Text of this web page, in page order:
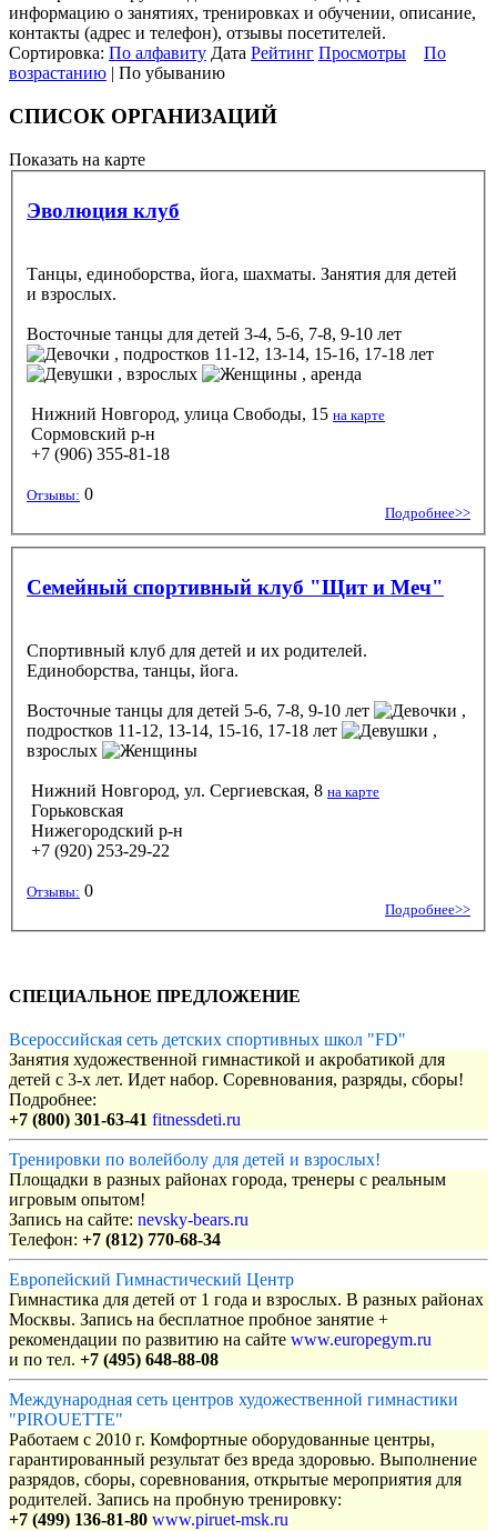
информацию о занятиях, тренировках и обучении, описание,
контакты (адрес и телефон), отзывы посетителей.
Сортировка: По алфавиту Дата Рейтинг Просмотры
По
возрастанию | По убыванию
СПИСОК ОРГАНИЗАЦИЙ
Показать на карте
Эволюция клуб
Танцы, единоборства, йога, шахматы. Занятия для детей
и взрослых.
Восточные танцы для детей 3-4, 5-6, 7-8, 9-10 лет
, подростков 11-12, 13-14, 15-16, 17-18 лет
, взрослых
, аренда
Нижний Новгород, улица Свободы, 15 на карте
Сормовский р-н
+7 (906) 355-81-18
Отзывы: 0
Подробнее>>
Семейный спортивный клуб "Щит и Меч"
Спортивный клуб для детей и их родителей.
Единоборства, танцы, йога.
Восточные танцы для детей 5-6, 7-8, 9-10 лет
,
подростков 11-12, 13-14, 15-16, 17-18 лет
,
взрослых
Нижний Новгород, ул. Сергиевская, 8 на карте
Горьковская
Нижегородский р-н
+7 (920) 253-29-22
Отзывы: 0
Подробнее>>
СПЕЦИАЛЬНОЕ ПРЕДЛОЖЕНИЕ
Всероссийская сеть детских спортивных школ "FD"
Занятия художественной гимнастикой и акробатикой для
детей с 3-х лет. Идет набор. Соревнования, разряды, сборы!
Подробнее:
+7 (800) 301-63-41 fitnessdeti.ru
Тренировки по волейболу для детей и взрослых!
Площадки в разных районах города, тренеры с реальным
игровым опытом!
Запись на сайте: nevsky-bears.ru
Телефон: +7 (812) 770-68-34
Европейский Гимнастический Центр
Гимнастика для детей от 1 года и взрослых. В разных районах
Москвы. Запись на бесплатное пробное занятие +
рекомендации по развитию на сайте www.europegym.ru
и по тел. +7 (495) 648-88-08
Международная сеть центров художественной гимнастики
"PIROUETTE"
Работаем с 2010 г. Комфортные оборудованные центры,
гарантированный результат без вреда здоровью. Выполнение
разрядов, сборы, соревнования, открытые мероприятия для
родителей. Запись на пробную тренировку:
+7 (499) 136-81-80 www.piruet-msk.ru